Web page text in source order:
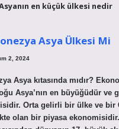
en küçük ülkesi nedir
Asya Ülkesi Mi
2, 2024
Asya kıtasında mıdır?
Asya’nın en büyüğüdür ve
Orta gelirli bir ülke ve bir
olan bir piyasa